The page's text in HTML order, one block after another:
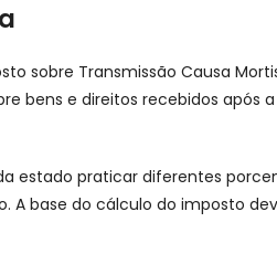
sobre Transmissão Causa
bens e direitos recebidos após
estado praticar diferentes
A base do cálculo do imposto